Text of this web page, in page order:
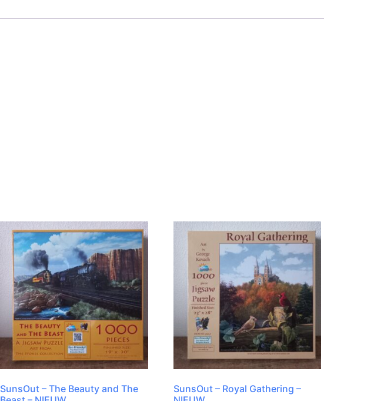
SunsOut – The Beauty and The
SunsOut – Royal Gathering –